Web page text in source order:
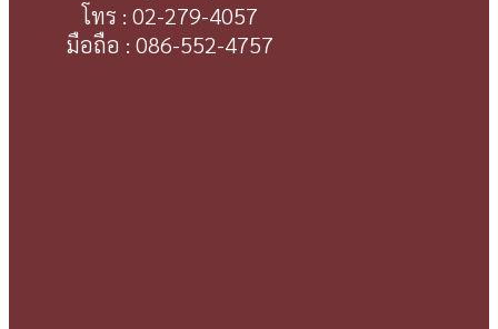
โทร : 02-279-4057
มือถือ : 086-552-4757